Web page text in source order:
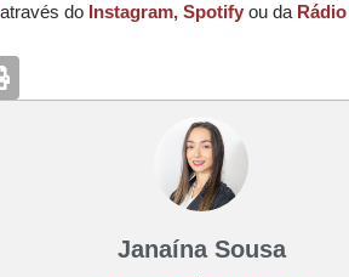
através do Instagram, Spotify ou da
Janaína Sousa